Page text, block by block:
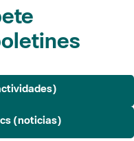
(noticias)